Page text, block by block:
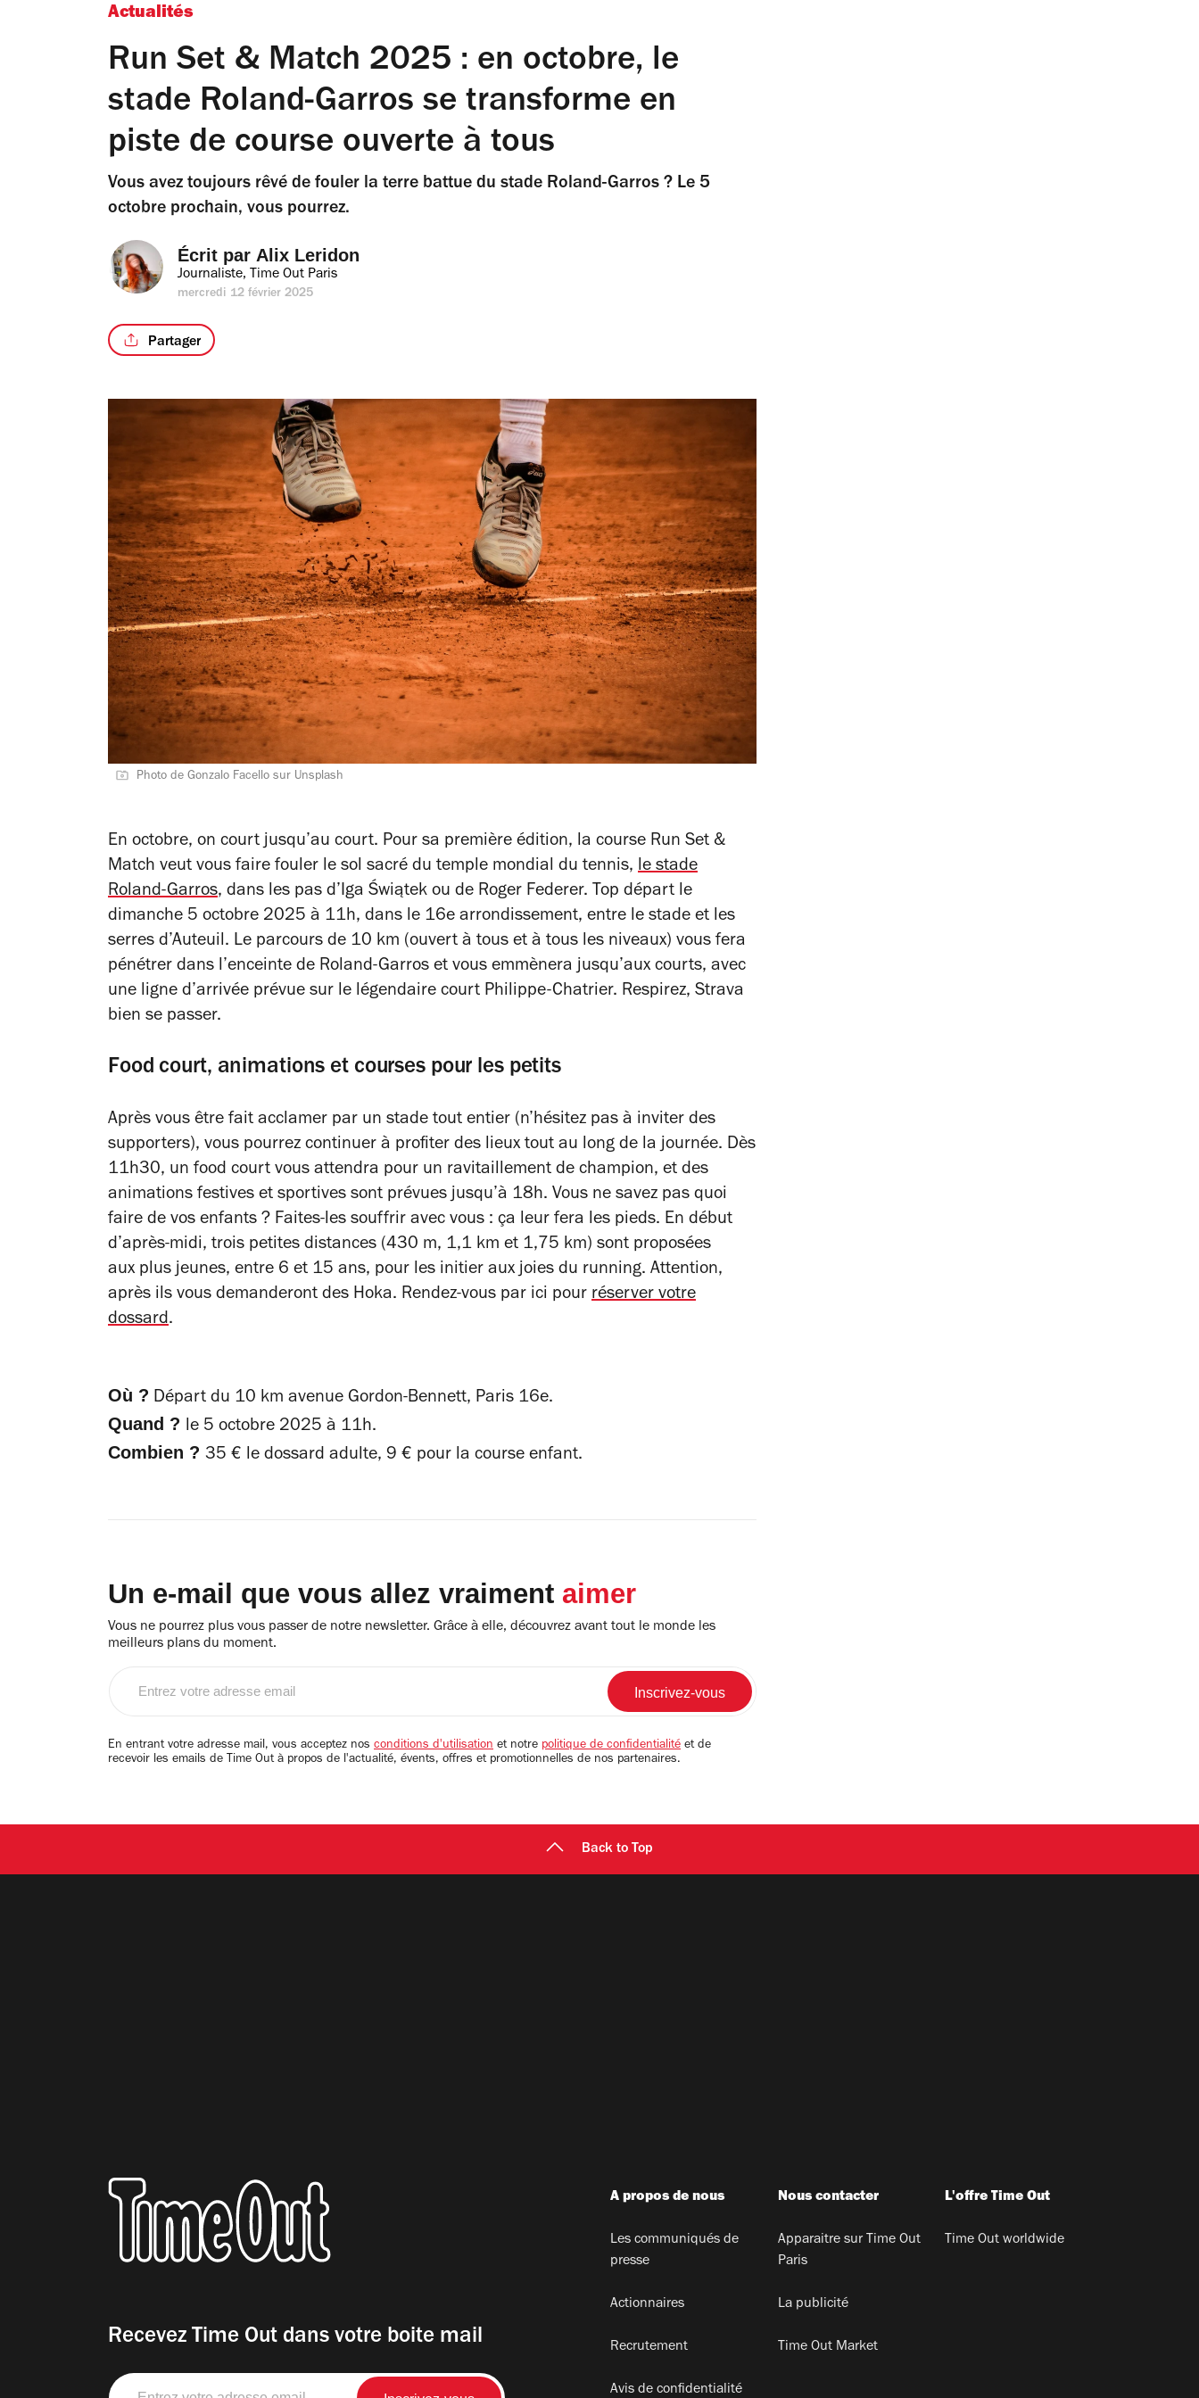
Actualités
Run Set & Match 2025 : en octobre, le
stade Roland-Garros se transforme en
piste de course ouverte à tous
Vous avez toujours rêvé de fouler la terre battue du stade Roland-Garros ? Le 5
octobre prochain, vous pourrez.
Écrit par Alix Leridon
Journaliste, Time Out Paris
mercredi 12 février 2025
Partager
Photo de Gonzalo Facello sur Unsplash
En octobre, on court jusqu’au court. Pour sa première édition, la course Run Set &
Match veut vous faire fouler le sol sacré du temple mondial du tennis, le stade
Roland-Garros, dans les pas d’Iga Świątek ou de Roger Federer. Top départ le
dimanche 5 octobre 2025 à 11h, dans le 16e arrondissement, entre le stade et les
serres d’Auteuil. Le parcours de 10 km (ouvert à tous et à tous les niveaux) vous fera
pénétrer dans l’enceinte de Roland-Garros et vous emmènera jusqu’aux courts, avec
une ligne d’arrivée prévue sur le légendaire court Philippe-Chatrier. Respirez, Strava
bien se passer.
Food court, animations et courses pour les petits
Après vous être fait acclamer par un stade tout entier (n’hésitez pas à inviter des
supporters), vous pourrez continuer à profiter des lieux tout au long de la journée. Dès
11h30, un food court vous attendra pour un ravitaillement de champion, et des
animations festives et sportives sont prévues jusqu’à 18h. Vous ne savez pas quoi
faire de vos enfants ? Faites-les souffrir avec vous : ça leur fera les pieds. En début
d’après-midi, trois petites distances (430 m, 1,1 km et 1,75 km) sont proposées
aux plus jeunes, entre 6 et 15 ans, pour les initier aux joies du running. Attention,
après ils vous demanderont des Hoka. Rendez-vous par ici pour réserver votre
dossard.
Où ? Départ du 10 km avenue Gordon-Bennett, Paris 16e.
Quand ? le 5 octobre 2025 à 11h.
Combien ? 35 € le dossard adulte, 9 € pour la course enfant.
Un e-mail que vous allez vraiment aimer
Vous ne pourrez plus vous passer de notre newsletter. Grâce à elle, découvrez avant tout le monde les
meilleurs plans du moment.
email
En entrant votre adresse mail, vous acceptez nos conditions d'utilisation et notre politique de confidentialité et de
recevoir les emails de Time Out à propos de l'actualité, évents, offres et promotionnelles de nos partenaires.
Back to Top
Recevez Time Out dans votre boite mail
Entrez
A propos de nous
Les communiqués de
presse
Actionnaires
Recrutement
Avis de confidentialité
Nous contacter
Apparaitre sur Time Out
Paris
La publicité
Time Out Market
L'offre Time Out
Time Out worldwide